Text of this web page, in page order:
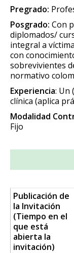
Pregrado:
Posgrado: Con
diplomados/
integral a
con
sobrevivientes
normativo
Experiencia: Un
clínica (aplica
Modalidad
Fijo
Publicación de
la Invitación
(Tiempo en el
que está
abierta la
invitación)